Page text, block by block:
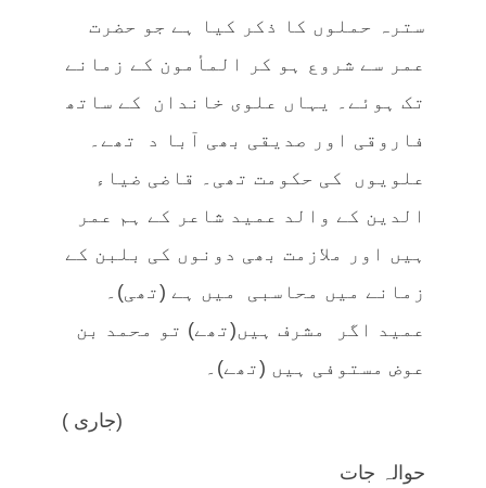
سترہ حملوں کا ذکر کیا ہے جو حضرت
عمر سے شروع ہو کر المأمون کے زمانے
تک ہوئے۔ یہاں علوی خاندان کے ساتھ
فاروقی اور صدیقی بھی آبا د تھے۔
علویوں کی حکومت تھی۔ قاضی ضیاء
الدین کے والد عمید شاعر کے ہم عمر
ہیں اور ملازمت بھی دونوں کی بلبن کے
زمانے میں محاسبی میں ہے (تھی)۔
عمید اگر مشرف ہیں(تھے) تو محمد بن
عوض مستوفی ہیں (تھے)۔
(جاری )
حوالہ جات